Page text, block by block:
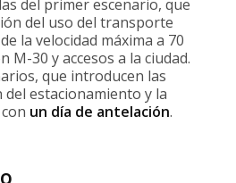
del primer escenario, que
del uso del transporte
la velocidad máxima a 70
30 y accesos a la ciudad.
que introducen las
del estacionamiento y la
un día de antelación.